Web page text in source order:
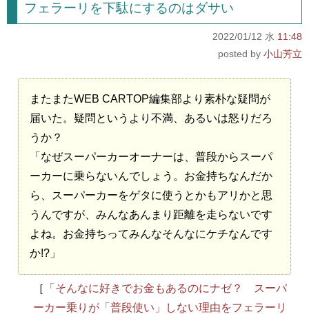
フェラーリを下駄にするのはダサい
2022/01/12 水 11:48
小山芳立
またまたWEB CARTOP編集部より素朴な疑問が
届いた。疑問というより不満、あるいは怒りだろ
うか？
「なぜスーパーカーオーナーは、普段からスーパ
ーカーに乗らないんでしょう。お金持ちなんだか
ら、スーパーカーをゲタに使うとかもアリかと思
うんですが、みんなあんまり距離を走らないです
よね。お金持ちってみんなそんなにケチなんです
か!?」
［
「そんなに好きでお金もあるのにナゼ？ スーパ
ーカー乗りが「普段使い」しない理由をフェラーリ